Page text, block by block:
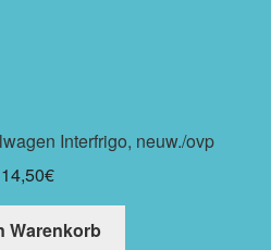
Interfrigo, neuw./ovp
14,50€
Warenkorb